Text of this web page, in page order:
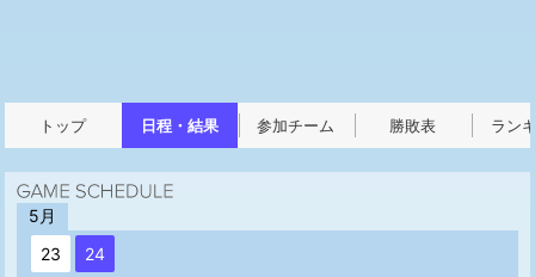
トップ 日程・結果 参加チーム 勝敗表 ラン
5月
23
24